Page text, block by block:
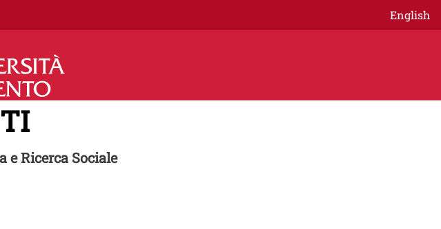
English
e Ricerca Sociale